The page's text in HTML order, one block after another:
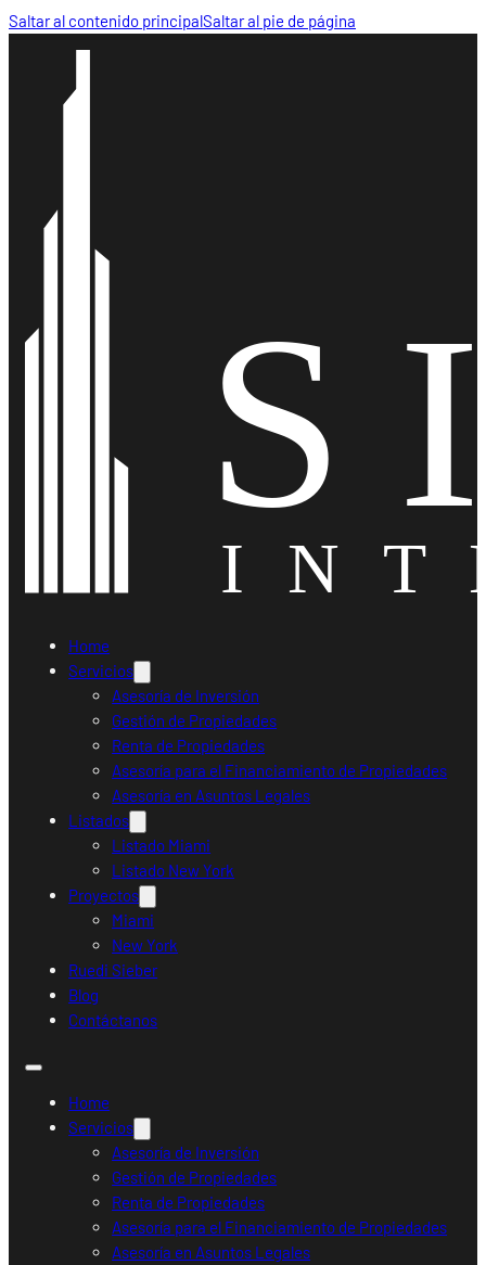
Saltar al contenido principalSaltar al pie de página
Home
Servicios
Asesoría de Inversión
Gestión de Propiedades
Renta de Propiedades
Asesoría para el Financiamiento de Propiedades
Asesoría en Asuntos Legales
Listados
Listado Miami
Listado New York
Proyectos
Miami
New York
Ruedi Sieber
Blog
Contáctanos
Home
Servicios
Asesoría de Inversión
Gestión de Propiedades
Renta de Propiedades
Asesoría para el Financiamiento de Propiedades
Asesoría en Asuntos Legales